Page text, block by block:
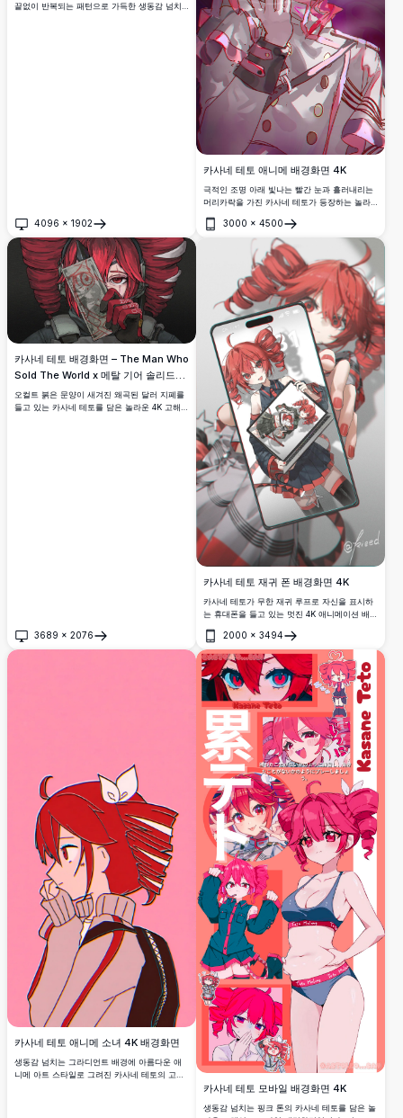
끝없이 반복되는 패턴으로 가득한 생동감 넘치
4096 × 1902
열기
카사네 테토 애니메 배경화면 4K
극적인 조명 아래 빛나는 빨간 눈과 흘러내리는
머리카락을 가진 카사네 테토가 등장하는 놀라
위기 효과로 세밀한 캐릭터 디자인을 보여주는
완벽한 디지털 아트로 최고의 시각적 임팩트를
3000 × 4500
열기
카사네 테토 배경화면 – The Man Who
Sold The World x 메탈 기어 솔리드
4K
오컬트 붉은 문양이 새겨진 왜곡된 달러 지폐를
들고 있는 카사네 테토를 담은 놀라운 4K 고해상
3689 × 2076
열기
카사네 테토 재귀 폰 배경화면 4K
카사네 테토가 무한 재귀 루프로 자신을 표시하
는 휴대폰을 들고 있는 멋진 4K 애니메이션 배경
화면. 선명한 빨간 머리, 어두운 의상, 아티스트
kieed의 레이어드 디지털 일러스트레이션이 담
긴 고해상도 아트워크.
2000 × 3494
열기
카사네 테토 애니메 소녀 4K 배경화면
생동감 넘치는 그라디언트 배경에 아름다운 애
니메 아트 스타일로 그려진 카사네 테토의 고해
카사네 테토 모바일 배경화면 4K
생동감 넘치는 핑크 톤의 카사네 테토를 담은 놀